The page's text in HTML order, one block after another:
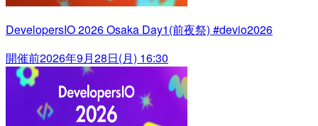
DevelopersIO 2026 Osaka Day1(前夜祭) #devio2026
開催前2026年9月28日(月) 16:30